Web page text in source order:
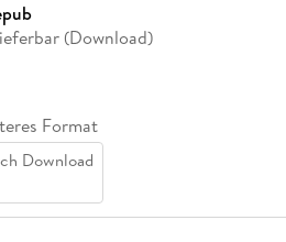
(Download)
Format
Download